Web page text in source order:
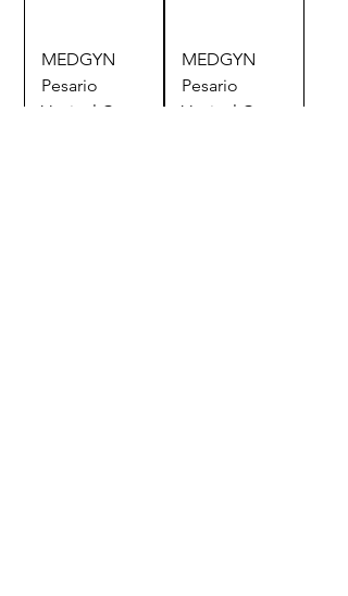
MEDGYN
Pesario
Vaginal Con
MEDGYN
Pesario
Vaginal Con